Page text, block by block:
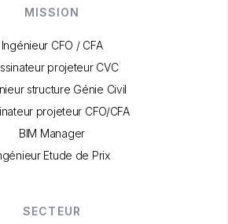
MISSION
Ingénieur CFO / CFA
projeteur CVC
structure Génie Civil
projeteur CFO/CFA
BIM Manager
Etude de Prix
SECTEUR